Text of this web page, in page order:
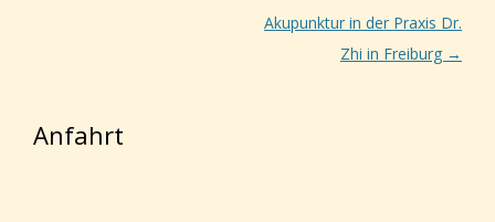
Akupunktur in der Praxis Dr.
Zhi in Freiburg →
Anfahrt